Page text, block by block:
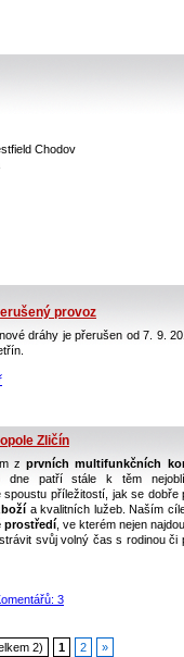
Chodov
provoz
dráhy je přerušen od 7. 9.
Zličín
zprvních multifunkčních
dne patří stále k těm
příležitostí, jak se dobře
a kvalitních lužeb. Naším
prostředí , ve kterém nejen
svůj volný čas s rodinou či
3
2) 1 2 »